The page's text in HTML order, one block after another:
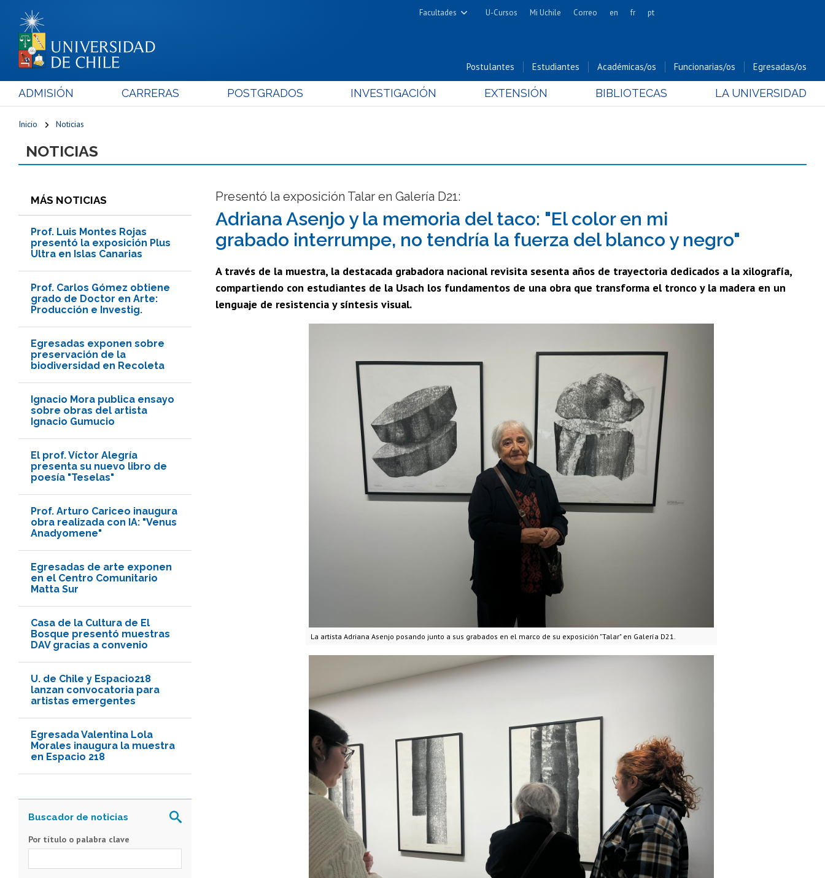
Facultades
Cs. Físicas y Matemáticas
Cs. Forestales y Conservación
Cs. Químicas y Farmacéuticas
Cs. Sociales
Estudios Avanzados en Educación
Nutrición y Tecnología de
Alimentos
Hospital Clínico
U-Cursos Mi Uchile Correo en fr pt
Postulantes Estudiantes Académicas/os Funcionarias/os Egresadas/os
ADMISIÓN CARRERAS POSTGRADOS INVESTIGACIÓN EXTENSIÓN BIBLIOTECAS LA UNIVERSIDAD
Inicio Noticias
NOTICIAS
MÁS NOTICIAS
Prof. Luis Montes Rojas
presentó la exposición Plus
Ultra en Islas Canarias
Prof. Carlos Gómez obtiene
grado de Doctor en Arte:
Producción e Investig.
Egresadas exponen sobre
preservación de la
biodiversidad en Recoleta
Ignacio Mora publica ensayo
sobre obras del artista
Ignacio Gumucio
El prof. Víctor Alegría
presenta su nuevo libro de
poesía "Teselas"
Prof. Arturo Cariceo inaugura
obra realizada con IA: "Venus
Anadyomene"
Egresadas de arte exponen
en el Centro Comunitario
Matta Sur
Casa de la Cultura de El
Bosque presentó muestras
DAV gracias a convenio
U. de Chile y Espacio218
lanzan convocatoria para
artistas emergentes
Egresada Valentina Lola
Morales inaugura la muestra
en Espacio 218
Presentó la exposición Talar en Galería D21:
Adriana Asenjo y la memoria del taco: "El color en mi
grabado interrumpe, no tendría la fuerza del blanco y negro"
A través de la muestra, la destacada grabadora nacional revisita sesenta años de trayectoria dedicados a la xilografía,
compartiendo con estudiantes de la Usach los fundamentos de una obra que transforma el tronco y la madera en un
lenguaje de resistencia y síntesis visual.
La artista Adriana Asenjo posando junto a sus grabados en el marco de su exposición "Talar" en Galería D21.
Por título o palabra clave